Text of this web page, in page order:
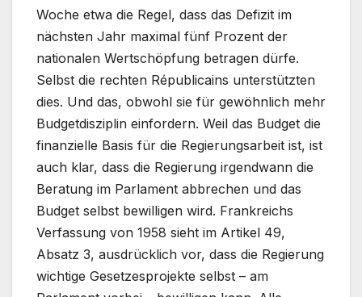
Woche etwa die Regel, dass das Defizit im
nächsten Jahr maximal fünf Prozent der
nationalen Wertschöpfung betragen dürfe.
Selbst die rechten Républicains unterstützten
dies. Und das, obwohl sie für gewöhnlich mehr
Budgetdisziplin einfordern. Weil das Budget die
finanzielle Basis für die Regierungsarbeit ist, ist
auch klar, dass die Regierung irgendwann die
Beratung im Parlament abbrechen und das
Budget selbst bewilligen wird. Frankreichs
Verfassung von 1958 sieht im Artikel 49,
Absatz 3, ausdrücklich vor, dass die Regierung
wichtige Gesetzesprojekte selbst – am